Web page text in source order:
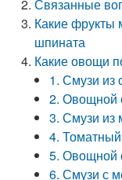
Связанные
Какие фрукты
шпината
Какие овощи
1. Смузи из
2. Овощной
3. Смузи из
4.
5. Овощной
6. Смузи с